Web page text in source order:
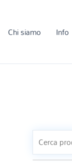
Chi siamo Info